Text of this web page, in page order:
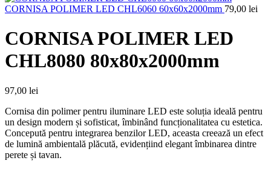
CORNISA POLIMER LED CHL6060 60x60x2000mm 79,00 lei
CORNISA POLIMER LED
CHL8080 80x80x2000mm
97,00 lei
Cornisa din polimer pentru iluminare LED este soluția ideală pentru
un design modern și sofisticat, îmbinând funcționalitatea cu estetica.
Concepută pentru integrarea benzilor LED, aceasta creează un efect
de lumină ambientală plăcută, evidențiind elegant îmbinarea dintre
perete și tavan.